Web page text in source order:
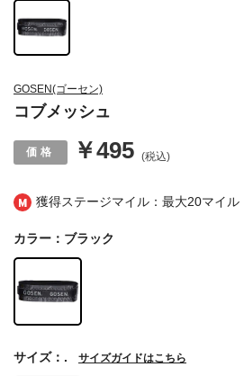
獲得ステージマイル：最大20マイル
GOSEN(ゴーセン)
コブメッシュ
￥495 (税込)
カラー：ブラック
サイズ：. サイズガイドはこちら